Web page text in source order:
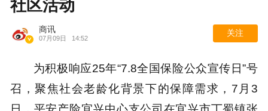
社区活动
商讯
07月09日 14:52
关注
为积极响应25年“7.8全国保险公众宣传日”号
召，聚焦社会老龄化背景下的保障需求，7月3